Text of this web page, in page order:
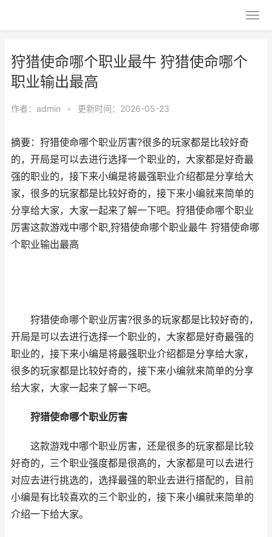
狩猎使命哪个职业最牛 狩猎使命哪个
职业输出最高
作者： admin • 更新时间：2026-05-23
摘要：狩猎使命哪个职业厉害?很多的玩家都是比较好奇
的，开局是可以去进行选择一个职业的，大家都是好奇最
强的职业的，接下来小编是将最强职业介绍都是分享给大
家，很多的玩家都是比较好奇的，接下来小编就来简单的
分享给大家，大家一起来了解一下吧。狩猎使命哪个职业
厉害这款游戏中哪个职,狩猎使命哪个职业最牛 狩猎使命哪
个职业输出最高
狩猎使命哪个职业厉害?很多的玩家都是比较好奇的，
开局是可以去进行选择一个职业的，大家都是好奇最强的
职业的，接下来小编是将最强职业介绍都是分享给大家，
很多的玩家都是比较好奇的，接下来小编就来简单的分享
给大家，大家一起来了解一下吧。
狩猎使命哪个职业厉害
这款游戏中哪个职业厉害，还是很多的玩家都是比较
好奇的，三个职业强度都是很高的，大家都是可以去进行
对应去进行挑选的，选择最强的职业去进行搭配的，目前
小编是有比较喜欢的三个职业的，接下来小编就来简单的
介绍一下给大家。